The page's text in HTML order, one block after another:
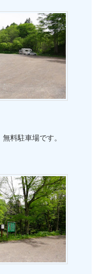
料駐車場です。